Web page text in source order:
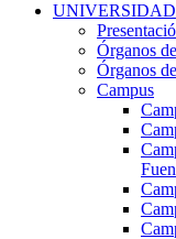
UNIVERSIDAD
Órganos
Órganos
Campus